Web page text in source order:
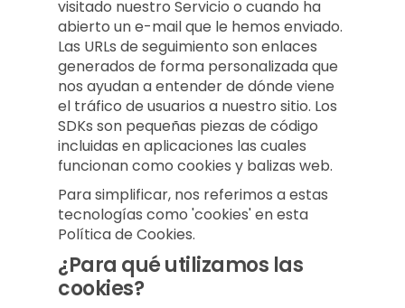
visitado nuestro Servicio o cuando ha
abierto un e-mail que le hemos enviado.
Las URLs de seguimiento son enlaces
generados de forma personalizada que
nos ayudan a entender de dónde viene
el tráfico de usuarios a nuestro sitio. Los
SDKs son pequeñas piezas de código
incluidas en aplicaciones las cuales
funcionan como cookies y balizas web.
Para simplificar, nos referimos a estas
tecnologías como 'cookies' en esta
Política de Cookies.
¿Para qué utilizamos las
cookies?